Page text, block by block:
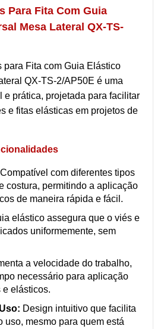
Para Fita Com Guia
Mesa Lateral QX-TS-
para Fita com Guia Elástico
QX-TS-2/AP50E é uma
e prática, projetada para facilitar
e fitas elásticas em projetos de
Compatível com diferentes tipos
costura, permitindo a aplicação
de maneira rápida e fácil.
elástico assegura que o viés e
uniformemente, sem
a velocidade do trabalho,
necessário para aplicação
e elásticos.
Design intuitivo que facilita
uso, mesmo para quem está